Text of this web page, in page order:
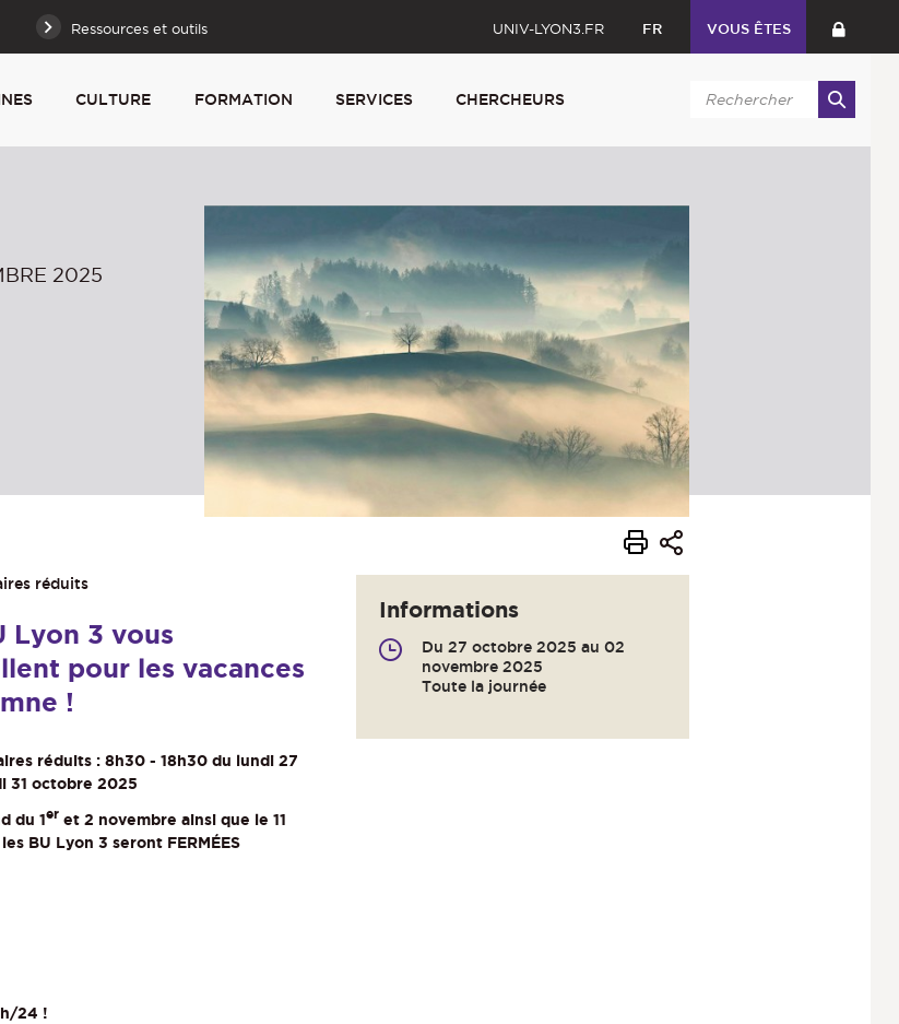
Ressources et outils UNIV-LYON3.FR FR VOUS ÊTES
CULTURE FORMATION SERVICES CHERCHEURS
2025
réduits
Lyon 3 vous
pour les vacances
!
réduits : 8h30 - 18h30 du lundi 27
31 octobre 2025
du 1er et 2 novembre ainsi que le 11
BU Lyon 3 seront FERMÉES
24 !
Informations
Du 27 octobre 2025 au 02
novembre 2025
Toute la journée